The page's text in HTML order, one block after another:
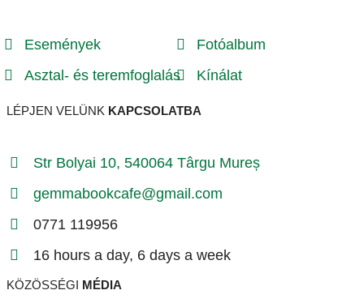
Események
Fotóalbum
Asztal- és teremfoglalás
Kínálat
LÉPJEN VELÜNK KAPCSOLATBA
Str Bolyai 10, 540064 Târgu Mureș
gemmabookcafe@gmail.com
0771 119956
16 hours a day, 6 days a week
KÖZÖSSÉGI MÉDIA